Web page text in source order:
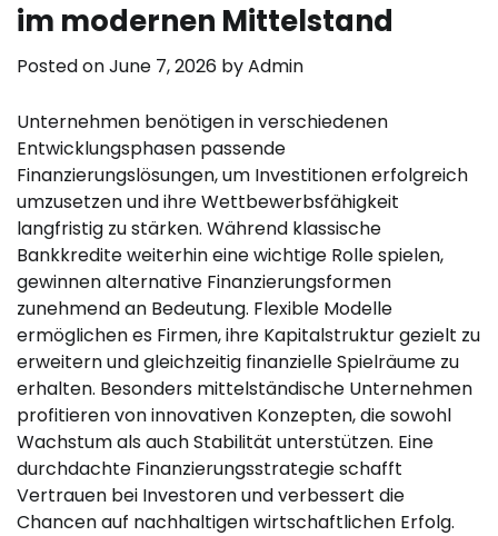
im modernen Mittelstand
Posted onJune 7, 2026 byAdmin
Unternehmen benötigen in verschiedenen
Entwicklungsphasen passende
Finanzierungslösungen, um Investitionen erfolgreich
umzusetzen und ihre Wettbewerbsfähigkeit
langfristig zu stärken. Während klassische
Bankkredite weiterhin eine wichtige Rolle spielen,
gewinnen alternative Finanzierungsformen
zunehmend an Bedeutung. Flexible Modelle
ermöglichen es Firmen, ihre Kapitalstruktur gezielt zu
erweitern und gleichzeitig finanzielle Spielräume zu
erhalten. Besonders mittelständische Unternehmen
profitieren von innovativen Konzepten, die sowohl
Wachstum als auch Stabilität unterstützen. Eine
durchdachte Finanzierungsstrategie schafft
Vertrauen bei Investoren und verbessert die
Chancen auf nachhaltigen wirtschaftlichen Erfolg.